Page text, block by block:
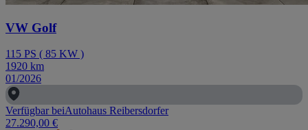
VW Golf
115 PS ( 85 KW )
1920 km
01/2026
Verfügbar beiAutohaus Reibersdorfer
27.290,00 €